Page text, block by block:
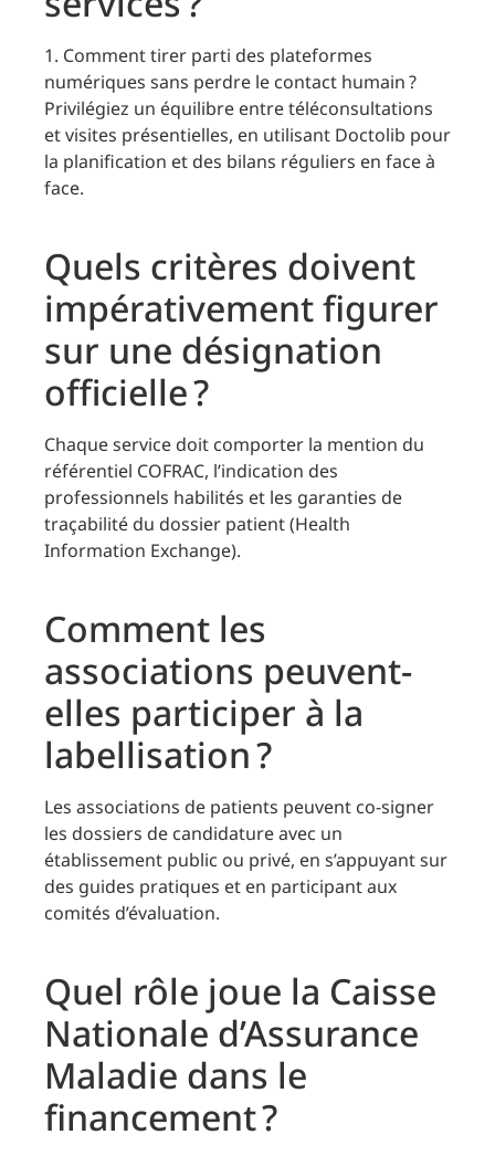
1. Comment tirer parti des plateformes
numériques sans perdre le contact humain ?
Privilégiez un équilibre entre téléconsultations
et visites présentielles, en utilisant Doctolib pour
la planification et des bilans réguliers en face à
face.
Quels critères doivent
impérativement figurer
sur une désignation
officielle ?
Chaque service doit comporter la mention du
référentiel COFRAC, l’indication des
professionnels habilités et les garanties de
traçabilité du dossier patient (Health
Information Exchange).
Comment les
associations peuvent-
elles participer à la
labellisation ?
Les associations de patients peuvent co-signer
les dossiers de candidature avec un
établissement public ou privé, en s’appuyant sur
des guides pratiques et en participant aux
comités d’évaluation.
Quel rôle joue la Caisse
Nationale d’Assurance
Maladie dans le
financement ?